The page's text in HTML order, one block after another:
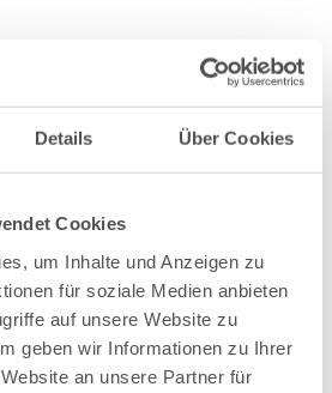
Details Über Cookies
Cookies
um Inhalte und Anzeigen zu
für soziale Medien anbieten
auf unsere Website zu
geben wir Informationen zu Ihrer
an unsere Partner für